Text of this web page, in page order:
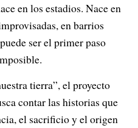
en los estadios. Nace en
en barrios
ser el primer paso
tierra”, el proyecto
contar las historias que
el sacrificio y el origen